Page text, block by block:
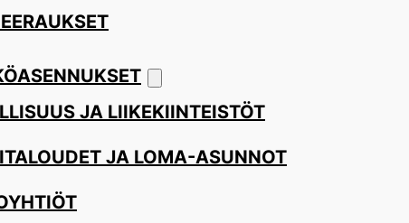
JA LIIKEKIINTEISTÖT
JA LOMA-ASUNNOT